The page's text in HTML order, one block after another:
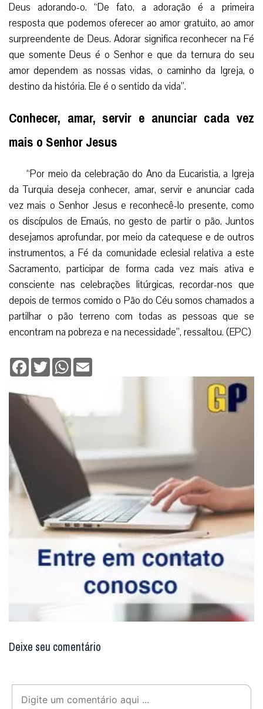
Deus adorando-o. “De fato, a adoração é a primeira
resposta que podemos oferecer ao amor gratuito, ao amor
surpreendente de Deus. Adorar significa reconhecer na Fé
que somente Deus é o Senhor e que da ternura do seu
amor dependem as nossas vidas, o caminho da Igreja, o
destino da história. Ele é o sentido da vida”.
Conhecer, amar, servir e anunciar cada vez
mais o Senhor Jesus
“Por meio da celebração do Ano da Eucaristia, a Igreja
da Turquia deseja conhecer, amar, servir e anunciar cada
vez mais o Senhor Jesus e reconhecê-lo presente, como
os discípulos de Emaús, no gesto de partir o pão. Juntos
desejamos aprofundar, por meio da catequese e de outros
instrumentos, a Fé da comunidade eclesial relativa a este
Sacramento, participar de forma cada vez mais ativa e
consciente nas celebrações litúrgicas, recordar-nos que
depois de termos comido o Pão do Céu somos chamados a
partilhar o pão terreno com todas as pessoas que se
encontram na pobreza e na necessidade”, ressaltou. (EPC)
Facebook
TwitterWhatsApp
Deixe seu comentário